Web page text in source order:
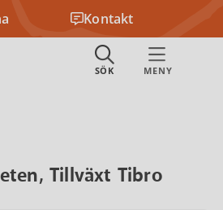
Kontakt
Tillväxt Tibro